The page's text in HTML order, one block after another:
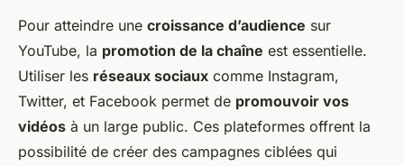
Pour atteindre une croissance d’audience sur
YouTube, la promotion de la chaîne est essentielle.
Utiliser les réseaux sociaux comme Instagram,
Twitter, et Facebook permet de promouvoir vos
vidéos à un large public. Ces plateformes offrent la
possibilité de créer des campagnes ciblées qui